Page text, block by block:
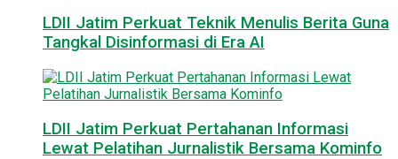
LDII Jatim Perkuat Teknik Menulis Berita Guna
Tangkal Disinformasi di Era AI
LDII Jatim Perkuat Pertahanan Informasi
Lewat Pelatihan Jurnalistik Bersama Kominfo